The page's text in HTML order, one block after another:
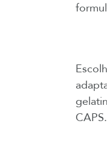
CAPS.